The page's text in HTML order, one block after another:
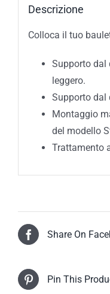
Descrizione
Colloca il tuo
Supporto dal
leggero.
Supporto dal
Montaggio
del modello
Trattamento
Share On
Pin This